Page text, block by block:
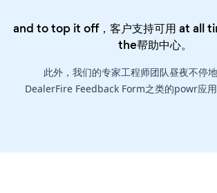
and to top it off，客户支持可用 at all
the帮助中心。
此外，我们的专家工程师团队昼夜不停
DealerFire Feedback Form之类的powr应用